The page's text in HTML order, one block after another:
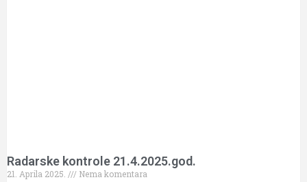
Radarske kontrole 21.4.2025.god.
21. Aprila 2025.
Nema komentara